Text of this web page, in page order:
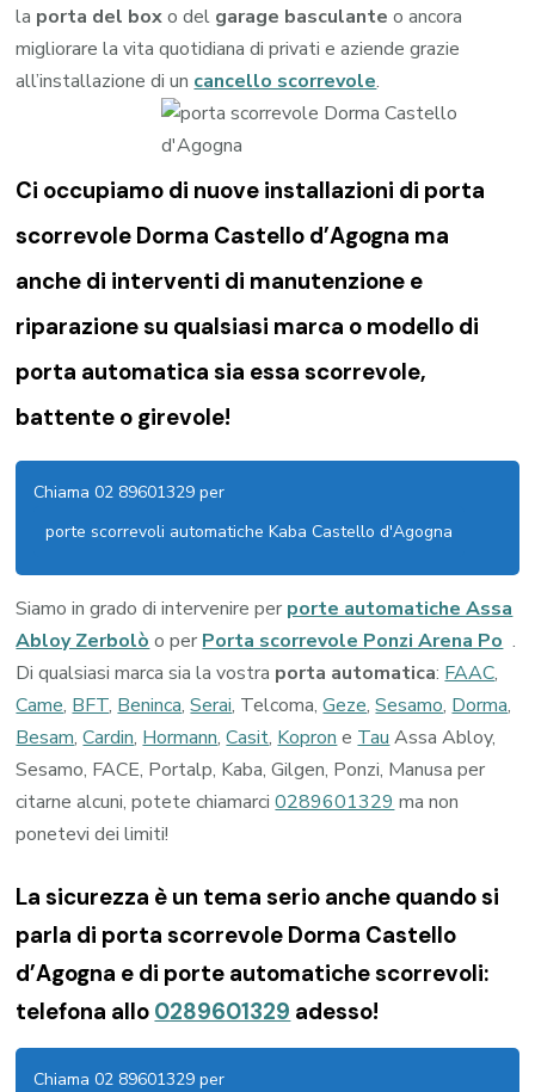
la porta del boxo del garage basculante o ancora
migliorare la vita quotidiana di privati e aziende grazie
all’installazione di un cancello scorrevole.
Ci occupiamo di nuove installazioni di porta
scorrevole Dorma Castello d’Agogna ma
anche di interventi di manutenzione e
riparazione su qualsiasi marca o modello di
porta automatica sia essa scorrevole,
battente o girevole!
Chiama 02 89601329 per
porte scorrevoli automatiche Kaba Castello d'Agogna
Siamo in grado di intervenire per porte automatiche Assa
Abloy Zerbolò o per Porta scorrevole Ponzi Arena Po .
Di qualsiasi marca sia la vostra porta automatica: FAAC,
Came, BFT, Beninca,Serai, Telcoma,Geze,Sesamo, Dorma,
Besam,Cardin, Hormann,Casit, Kopron e Tau Assa Abloy,
Sesamo, FACE, Portalp, Kaba, Gilgen, Ponzi, Manusa per
citarne alcuni, potete chiamarci0289601329 ma non
ponetevi dei limiti!
La sicurezza è un tema serio anche quando si
parla di porta scorrevole Dorma Castello
d’Agogna e di porte automatiche scorrevoli:
telefona allo 0289601329 adesso!
Chiama 02 89601329 per